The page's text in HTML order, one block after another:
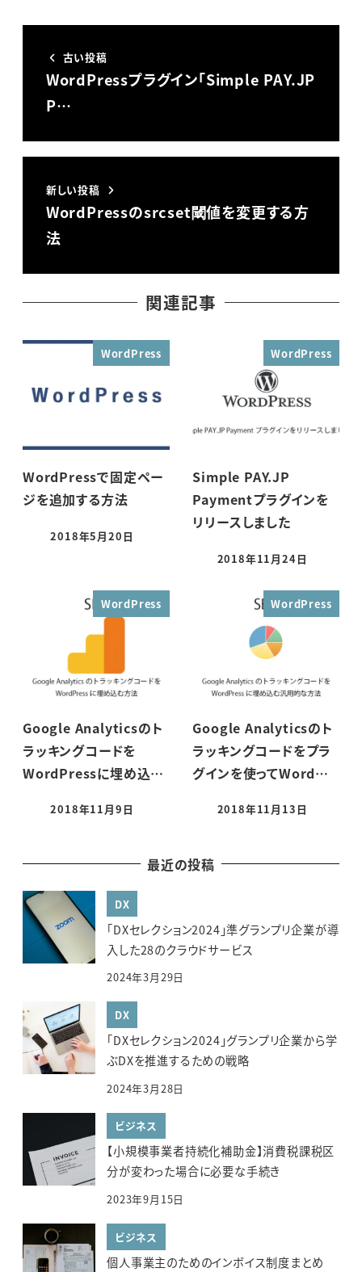
古い投稿
WordPressプラグイン「Simple PAY.JP
P…
新しい投稿
WordPressのsrcset閾値を変更する方
法
関連記事
WordPress
WordPressで固定ペー
ジを追加する方法
投稿日
2018年5月20日
WordPress
Simple PAY.JP
Paymentプラグインを
リリースしました
投稿日
2018年11月24日
WordPress
Google Analyticsのト
ラッキングコードを
WordPressに埋め込…
投稿日
2018年11月9日
WordPress
Google Analyticsのト
ラッキングコードをプラ
グインを使ってWord…
投稿日
2018年11月13日
最近の投稿
DX
「DXセレクション2024」準グランプリ企業が導
入した28のクラウドサービス
2024年3月29日
DX
「DXセレクション2024」グランプリ企業から学
ぶDXを推進するための戦略
2024年3月28日
ビジネス
【小規模事業者持続化補助金】消費税課税区
分が変わった場合に必要な手続き
2023年9月15日
ビジネス
個人事業主のためのインボイス制度まとめ